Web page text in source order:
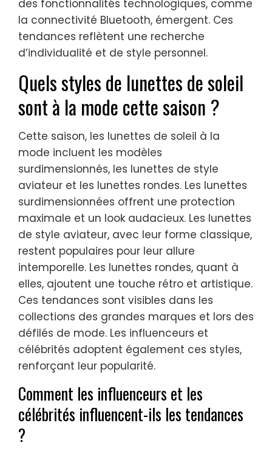
des fonctionnalités technologiques, comme
la connectivité Bluetooth, émergent. Ces
tendances reflètent une recherche
d’individualité et de style personnel.
Quels styles de lunettes de soleil
sont à la mode cette saison ?
Cette saison, les lunettes de soleil à la
mode incluent les modèles
surdimensionnés, les lunettes de style
aviateur et les lunettes rondes. Les lunettes
surdimensionnées offrent une protection
maximale et un look audacieux. Les lunettes
de style aviateur, avec leur forme classique,
restent populaires pour leur allure
intemporelle. Les lunettes rondes, quant à
elles, ajoutent une touche rétro et artistique.
Ces tendances sont visibles dans les
collections des grandes marques et lors des
défilés de mode. Les influenceurs et
célébrités adoptent également ces styles,
renforçant leur popularité.
Comment les influenceurs et les
célébrités influencent-ils les tendances
?